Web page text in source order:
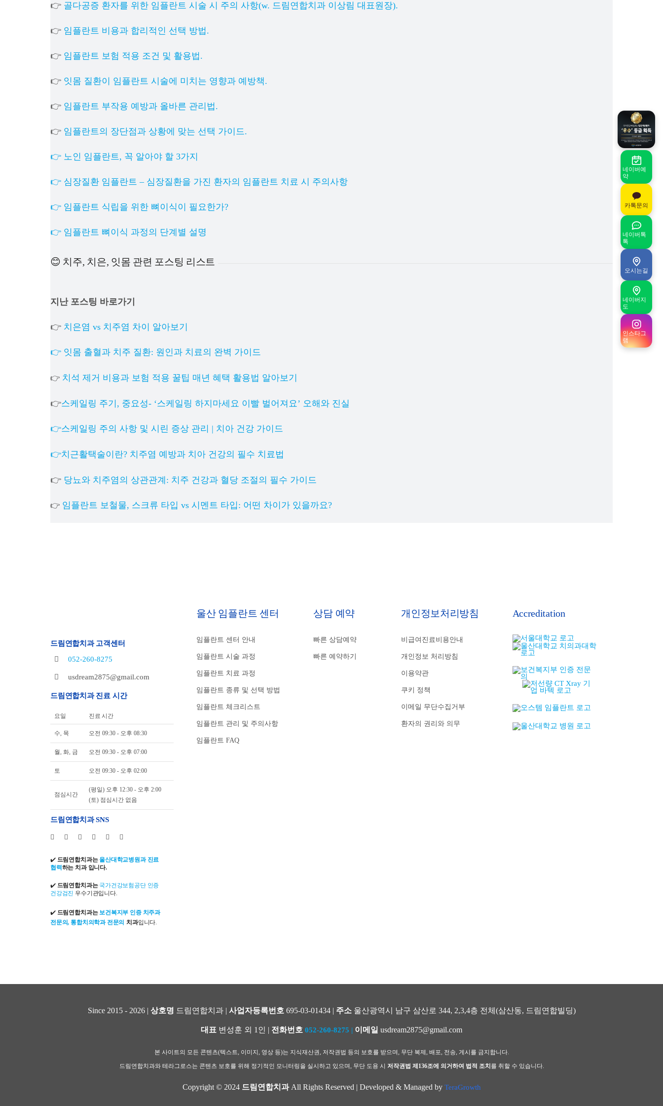
👉 골다공증 환자를 위한 임플란트 시술 시 주의 사항(w. 드림연합치과 이상림 대표원장).
👉 임플란트 비용과 합리적인 선택 방법.
👉 임플란트 보험 적용 조건 및 활용법.
👉 잇몸 질환이 임플란트 시술에 미치는 영향과 예방책.
👉 임플란트 부작용 예방과 올바른 관리법.
👉 임플란트의 장단점과 상황에 맞는 선택 가이드.
👉 노인 임플란트, 꼭 알아야 할 3가지
👉 심장질환 임플란트 – 심장질환을 가진 환자의 임플란트 치료 시 주의사항
👉 임플란트 식립을 위한 뼈이식이 필요한가?
👉 임플란트 뼈이식 과정의 단계별 설명
😊 치주, 치은, 잇몸 관련 포스팅 리스트
지난 포스팅 바로가기
👉 치은염 vs 치주염 차이 알아보기
👉 잇몸 출혈과 치주 질환: 원인과 치료의 완벽 가이드
👉 치석 제거 비용과 보험 적용 꿀팁 매년 혜택 활용법 알아보기
👉스케일링 주기, 중요성- ‘스케일링 하지마세요 이빨 벌어져요’ 오해와 진실
👉스케일링 주의 사항 및 시린 증상 관리 | 치아 건강 가이드
👉치근활택술이란? 치주염 예방과 치아 건강의 필수 치료법
👉 당뇨와 치주염의 상관관계: 치주 건강과 혈당 조절의 필수 가이드
👉 임플란트 보철물, 스크류 타입 vs 시멘트 타입: 어떤 차이가 있을까요?
드림연합치과 고객센터
052-260-8275
usdream2875@gmail.com
드림연합치과 진료 시간
요일 진료 시간
수, 목 오전 09:30 - 오후 08:30
월, 화, 금 오전 09:30 - 오후 07:00
토 오전 09:30 - 오후 02:00
점심시간
(평일) 오후 12:30 - 오후 2:00
(토) 점심시간 없음
드림연합치과 SNS
✔️ 드림연합치과는 울산대학교병원과 진료
협력하는 치과 입니다.
✔️ 드림연합치과는 국가건강보험공단 인증
건강검진 우수기관입니다.
✔️ 드림연합치과는보건복지부 인증 치주과
전문의, 통합치의학과 전문의 치과입니다.
울산 임플란트 센터
임플란트 센터 안내
임플란트 시술 과정
임플란트 치료 과정
임플란트 종류 및 선택 방법
임플란트 체크리스트
임플란트 관리 및 주의사항
임플란트 FAQ
상담 예약
빠른 상담예약
빠른 예약하기
개인정보처리방침
비급여진료비용안내
개인정보 처리방침
이용약관
쿠키 정책
이메일 무단수집거부
환자의 권리와 의무
Accreditation
Since 2015 - 2026 | 상호명 드림연합치과 | 사업자등록번호 695-03-01434 | 주소울산광역시 남구 삼산로 344, 2,3,4층 전체(삼산동, 드림연합빌딩)
대표 변성훈 외 1인 | 전화번호 052-260-8275 | 이메일 usdream2875@gmail.com
본 사이트의 모든 콘텐츠(텍스트, 이미지, 영상 등)는 지식재산권, 저작권법 등의 보호를 받으며, 무단 복제, 배포, 전송, 게시를 금지합니다.
드림연합치과와 테라그로스는 콘텐츠 보호를 위해 정기적인 모니터링을 실시하고 있으며, 무단 도용 시 저작권법 제136조에 의거하여 법적 조치를 취할 수 있습니다.
Copyright © 2024 드림연합치과All Rights Reserved | Developed & Managed by TeraGrowth
네이버예
약
카톡문의
네이버톡
톡
오시는길
네이버지
도
인스타그
램